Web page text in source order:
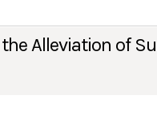
Alleviation of